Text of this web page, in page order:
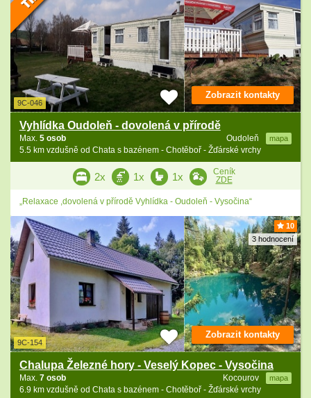
9C-046
Vyhlídka Oudoleň - dovolená v přírodě
Oudoleň mapa
Max. 5 osob
5.5 km vzdušně od Chata s bazénem - Chotěboř - Žďárské vrchy
Zobrazit kontakty
2x 1x 1x
Ceník
ZDE
„Relaxace ,dovolená v přírodě Vyhlídka - Oudoleň - Vysočina“
10
3 hodnocení
9C-154
Chalupa Železné hory - Veselý Kopec - Vysočina
Kocourov mapa
Max. 7 osob
6.9 km vzdušně od Chata s bazénem - Chotěboř - Žďárské vrchy
Zobrazit kontakty